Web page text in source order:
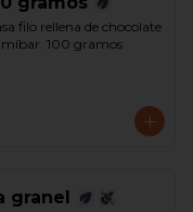
filo rellena de chocolate
100 gramos
granel